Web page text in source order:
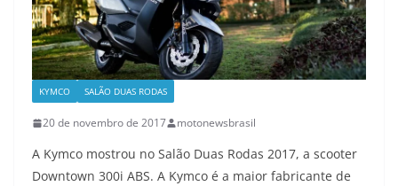
KYMCO SALÃO DUAS RODAS
20 de novembro de 2017 motonewsbrasil
A Kymco mostrou no Salão Duas Rodas 2017, a scooter
Downtown 300i ABS. A Kymco é a maior fabricante de